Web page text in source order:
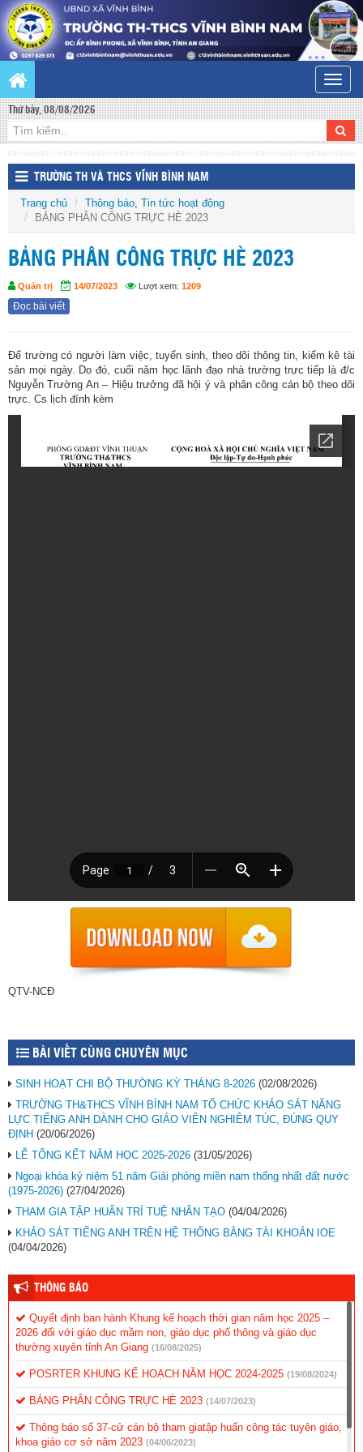
Toggle
Thứ bảy, 08/08/2026
TRƯỜNG TH VÀ THCS VĨNH BÌNH NAM
Trang chủ Thông báo Tin tức hoạt động
BẢNG PHÂN CÔNG TRỰC HÈ 2023
BẢNG PHÂN CÔNG TRỰC HÈ 2023
Quản trị 14/07/2023 Lượt xem: 1209
Đọc bài viết
Để trường có người làm việc, tuyển sinh, theo dõi thông tin, kiểm kê tài
sản mọi ngày. Do đó, cuối năm học lãnh đạo nhà trường trực tiếp là đ/c
Nguyễn Trường An – Hiệu trưởng đã hội ý và phân công cán bộ theo dõi
trực. Cs lịch đính kèm
QTV-NCĐ
BÀI VIẾT CÙNG CHUYÊN MỤC
SINH HOẠT CHI BỘ THƯỜNG KỲ THÁNG 8-2026 (02/08/2026)
TRƯỜNG TH&THCS VĨNH BÌNH NAM TỔ CHỨC KHẢO SÁT NĂNG
LỰC TIẾNG ANH DÀNH CHO GIÁO VIÊN NGHIÊM TÚC, ĐÚNG QUY
ĐỊNH (20/06/2026)
LỄ TỔNG KẾT NĂM HỌC 2025-2026 (31/05/2026)
Ngoại khóa kỷ niệm 51 năm Giải phóng miền nam thống nhất đất nước
(1975-2026) (27/04/2026)
THAM GIA TẬP HUẤN TRÍ TUỆ NHÂN TẠO (04/04/2026)
KHẢO SÁT TIẾNG ANH TRÊN HỆ THỐNG BẰNG TÀI KHOẢN IOE
(04/04/2026)
THÔNG BÁO
Quyết định ban hành Khung kế hoạch thời gian năm học 2025 –
2026 đối với giáo dục mầm non, giáo dục phổ thông và giáo dục
thường xuyên tỉnh An Giang (16/08/2025)
POSRTER KHUNG KẾ HOẠCH NĂM HỌC 2024-2025 (19/08/2024)
BẢNG PHÂN CÔNG TRỰC HÈ 2023 (14/07/2023)
Thông báo số 37-cử cán bộ tham giatập huấn công tác tuyên giáo,
khoa giáo cơ sở năm 2023 (04/06/2023)